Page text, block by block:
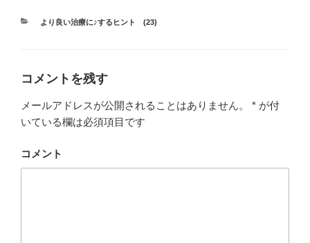
カ
ー
より良い治療に♪するヒント (23)
コメントを残す
メールアドレスが公開されることはありません。 * が付
いている欄は必須項目です
コメント